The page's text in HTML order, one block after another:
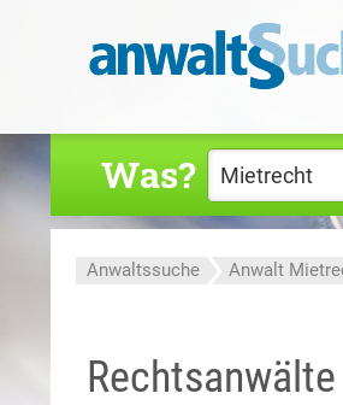
Was?
Anwaltssuche Anwalt